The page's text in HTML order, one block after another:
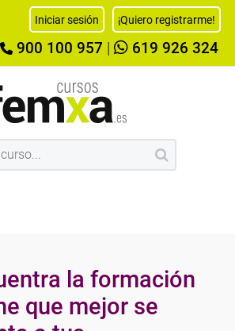
Iniciar sesión ¡Quiero registrarme!
900 100 957 619 926 324
la formación
que mejor se